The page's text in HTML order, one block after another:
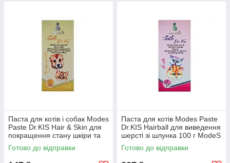
Паста для котів і собак Modes
Paste Dr.KIS Hair & Skin для
покращення стану шкіри та
шерсті 50 г ModeS
Готово до відправки
Паста для котів Modes Paste
Dr.KIS Hairball для виведення
шерсті зі шлунка 100 г ModeS
Готово до відправки